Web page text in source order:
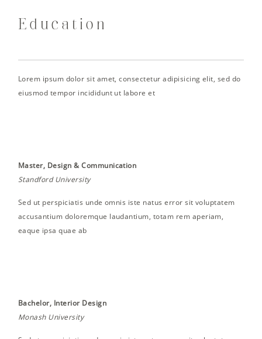
Education
Lorem ipsum dolor sit amet, consectetur adipisicing elit, sed do
eiusmod tempor incididunt ut labore et
Master, Design & Communication
Standford University
Sed ut perspiciatis unde omnis iste natus error sit voluptatem
accusantium doloremque laudantium, totam rem aperiam,
eaque ipsa quae ab
Bachelor, Interior Design
Monash University